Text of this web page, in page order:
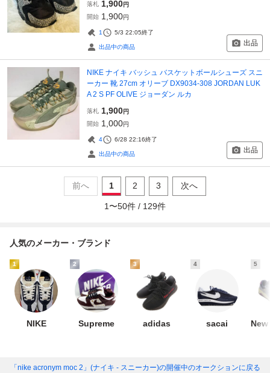
落札 1,900円
開始 1,900円
1 5/3 22:05終了
出品中の商品 出品
NIKE ナイキ バッシュ バスケットボールシューズ スニ
ーカー 靴 27cm オリーブ DX9034-308 JORDAN LUK
A 2 S PF OLIVE ジョーダン ルカ
落札 1,900円
開始 1,000円
4 6/28 22:16終了
出品中の商品 出品
前へ 1 2 3 次へ
1 〜50件 / 129件
人気のメーカー・ブランド
1
NIKE
2
Supreme
3
adidas
4
sacai
5
「nike acronym moc 2」(ナイキ - スニーカー)の開催中のオークションに戻る